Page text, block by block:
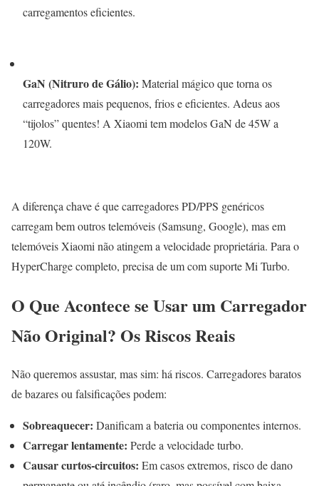
carregamentos eficientes.
GaN (Nitruro de Gálio): Material mágico que torna os
carregadores mais pequenos, frios e eficientes. Adeus aos
“tijolos” quentes! A Xiaomi tem modelos GaN de 45W a
120W.
A diferença chave é que carregadores PD/PPS genéricos
carregam bem outros telemóveis (Samsung, Google), mas em
telemóveis Xiaomi não atingem a velocidade proprietária. Para o
HyperCharge completo, precisa de um com suporte Mi Turbo.
O Que Acontece se Usar um Carregador
Não Original? Os Riscos Reais
Não queremos assustar, mas sim: há riscos. Carregadores baratos
de bazares ou falsificações podem:
Sobreaquecer: Danificam a bateria ou componentes internos.
Carregar lentamente: Perde a velocidade turbo.
Causar curtos-circuitos: Em casos extremos, risco de dano